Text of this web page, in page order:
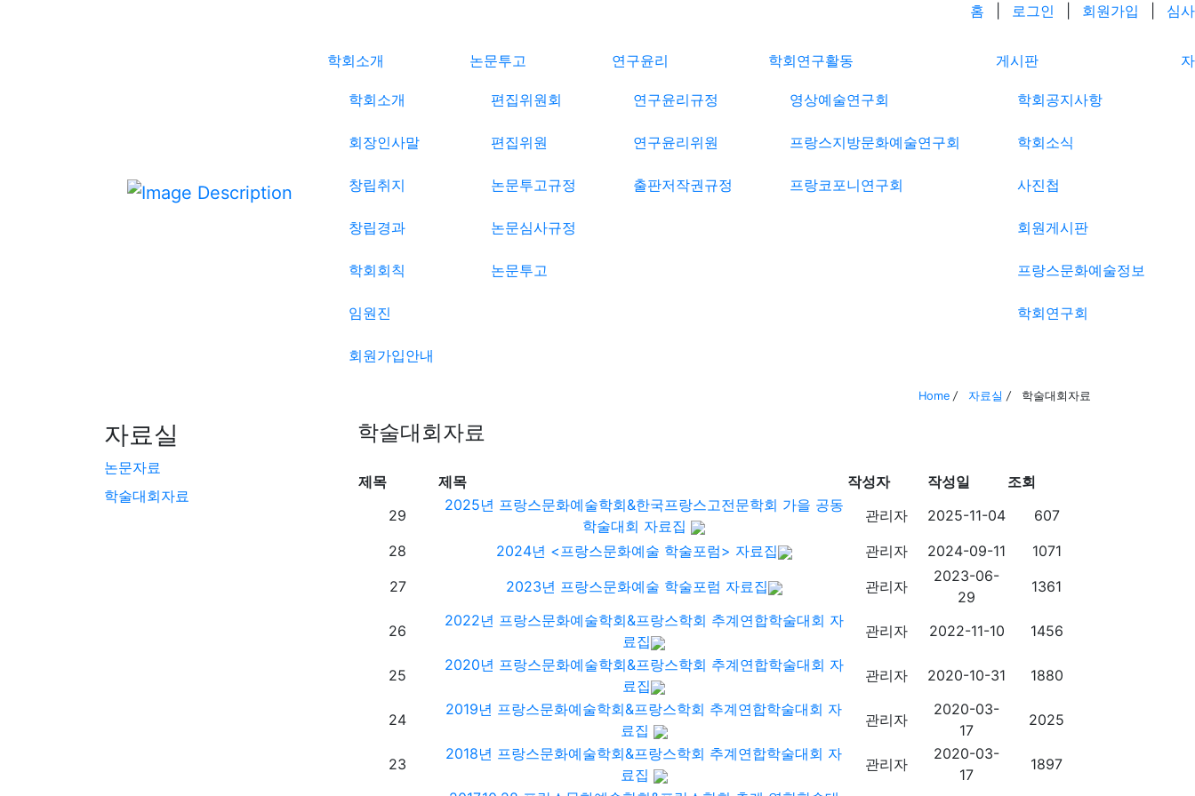
홈 로그인 회원가입 심
학회소개
학회소개
회장인사말
창립취지
창립경과
학회회칙
임원진
회원가입안내
논문투고
편집위원회
편집위원
논문투고규정
논문심사규정
논문투고
연구윤리
연구윤리규정
연구윤리위원
출판저작권규정
학회연구활동
영상예술연구회
프랑스지방문화예술연구회
프랑코포니연구회
게시판
학회공지사항
학회소식
사진첩
회원게시판
프랑스문화예술정보
학회연구회
Home / 자료실 / 학술대회자료
자료실
논문자료
학술대회자료
학술대회자료
제목 제목 작성자 작성일
조회
29
2025년 프랑스문화예술학회&한국프랑스고전문학회 가을 공동
학술대회 자료집
관리자 2025-11-04
607
28
2024년 <프랑스문화예술 학술포럼> 자료집 관리자 2024-09-11
1071
27
2023년 프랑스문화예술 학술포럼 자료집 관리자
2023-06-
29
1361
26
2022년 프랑스문화예술학회&프랑스학회 추계연합학술대회 자
료집
관리자 2022-11-10 1456
25
2020년 프랑스문화예술학회&프랑스학회 추계연합학술대회 자
료집
관리자 2020-10-31 1880
24
2019년 프랑스문화예술학회&프랑스학회 추계연합학술대회 자
료집
관리자
2020-03-
17
2025
23
2018년 프랑스문화예술학회&프랑스학회 추계연합학술대회 자
료집
관리자
2020-03-
17
1897